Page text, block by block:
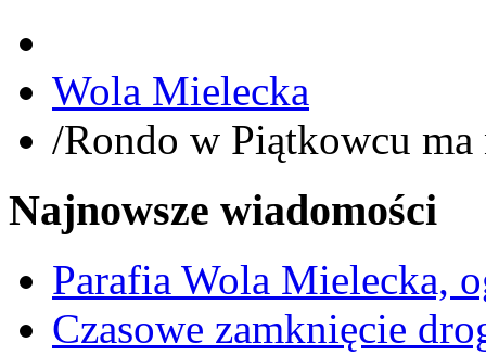
Wola Mielecka
/Rondo w Piątkowcu
Najnowsze wiadomości
Parafia Wola Mielecka,
Czasowe zamknięcie